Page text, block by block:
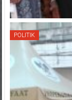
POLITIK